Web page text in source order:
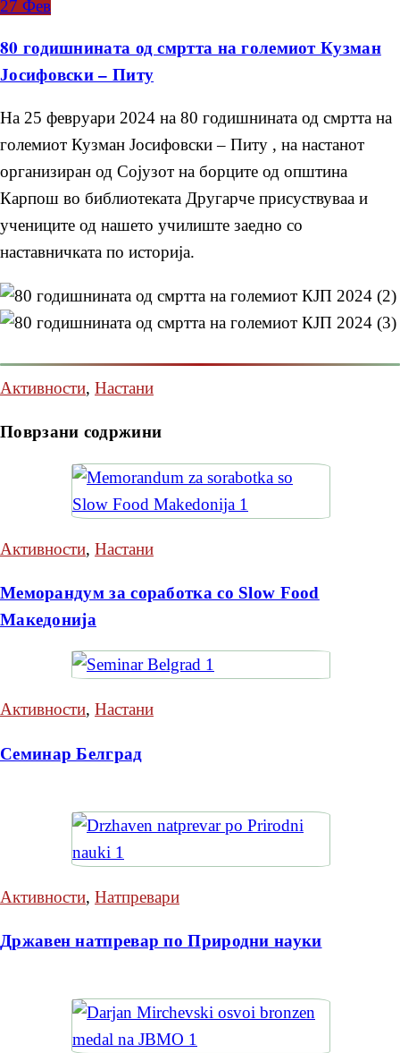
27 Фев
80 годишнината од смртта на големиот Кузман
Јосифовски – Питу
На 25 февруари 2024 на 80 годишнината од смртта на
големиот Кузман Јосифовски – Питу , на настанот
организиран од Сојузот на борците од општина
Карпош во библиотеката Другарче присуствуваа и
учениците од нашето училиште заедно со
наставничката по историја.
Активности, Настани
Поврзани содржини
Активности, Настани
Меморандум за соработка со Slow Food
Македонија
Активности, Настани
Семинар Белград
Активности, Натпревари
Државен натпревар по Природни науки